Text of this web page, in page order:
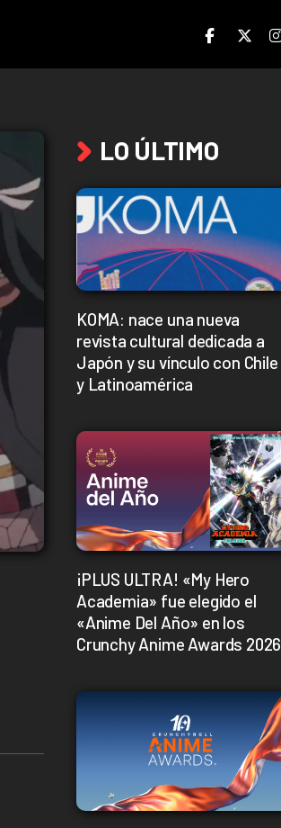
LO ÚLTIMO
KOMA: nace una nueva
revista cultural dedicada a
Japón y su vínculo con Chile
y Latinoamérica
¡PLUS ULTRA! «My Hero
Academia» fue elegido el
«Anime Del Año» en los
Crunchy Anime Awards 2026